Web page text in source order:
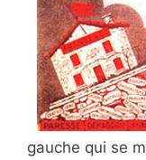
gauche qui se